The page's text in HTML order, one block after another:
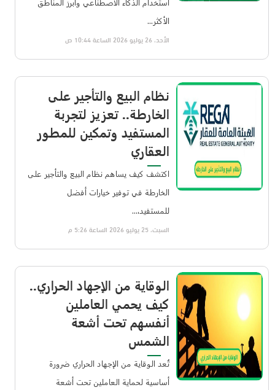
استخدام الذكاء الاصطناعي وأبرز المناطق
الأكثر...
الأحد، 26 يوليو 2026 الساعة 10:44 ص
نظام البيع والتأجير على
الخارطة.. تعزيز لتجربة
المستفيد وتمكين للمطور
العقاري
اكتشف كيف يساهم نظام البيع والتأجير على
الخارطة في توفير خيارات أفضل
للمستفيد،...
السبت، 25 يوليو 2026 الساعة 5:26 م
الوقاية من الإجهاد الحراري..
كيف يحمي العاملين
أنفسهم تحت أشعة
الشمس
تُعد الوقاية من الإجهاد الحراري ضرورة
أساسية لحماية العاملين تحت أشعة